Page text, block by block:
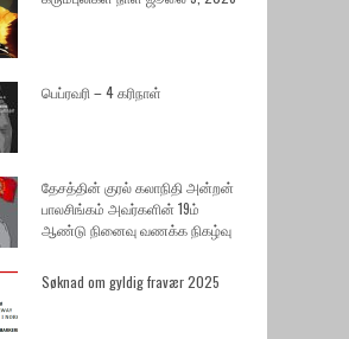
பெப்ரவரி – 4 கரிநாள்
தேசத்தின் குரல் கலாநிதி அன்றன்
பாலசிங்கம் அவர்களின் 19ம்
ஆண்டு நினைவு வணக்க நிகழ்வு
Søknad om gyldig fravær 2025